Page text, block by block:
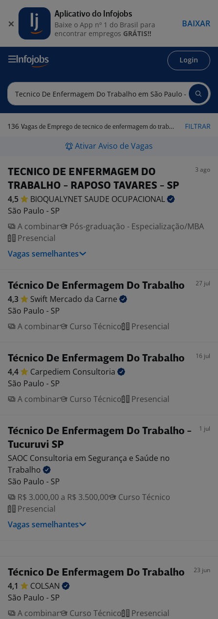
Login
136 Vagas de Emprego de tecnico de enfermagem do trabalho em São Paulo - SP FILTRAR
Ativar Aviso de Vagas
TECNICO DE ENFERMAGEM DO
TRABALHO - RAPOSO TAVARES - SP
3 ago
4,5 BIOQUALYNET SAUDE OCUPACIONAL
São Paulo - SP
A combinar
Pós-graduação - Especialização/MBA
Presencial
Vagas semelhantes
Técnico De Enfermagem Do Trabalho 27 jul
4,3 Swift Mercado da Carne
São Paulo - SP
A combinar
Curso Técnico Presencial
Técnico De Enfermagem Do Trabalho 16 jul
4,4 Carpediem Consultoria
São Paulo - SP
A combinar
Curso Técnico Presencial
Técnico De Enfermagem Do Trabalho -
Tucuruvi SP
1 jul
SAOC Consultoria em Segurança e Saúde no
Trabalho
São Paulo - SP
R$ 3.000,00 a R$ 3.500,00
Curso Técnico
Presencial
Vagas semelhantes
Técnico De Enfermagem Do Trabalho 23 jun
4,1
COLSAN
São Paulo - SP
A combinar
Curso Técnico Presencial
Aplicativo do Infojobs
Baixe o App nº 1 do Brasil para
encontrar empregos GRÁTIS!!
BAIXAR